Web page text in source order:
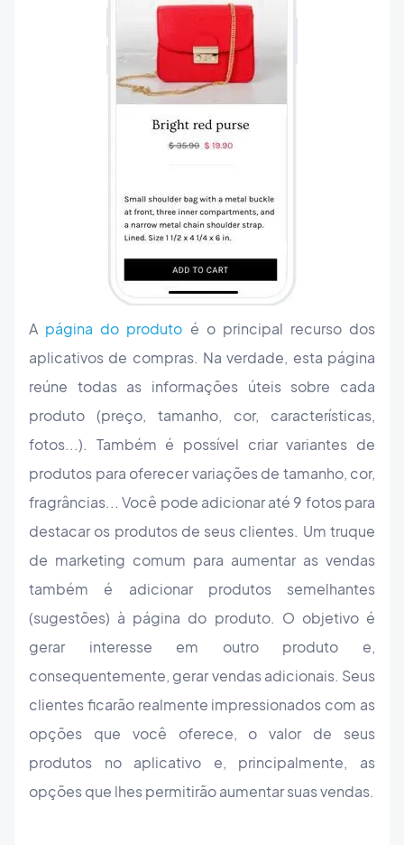
A página do produto é o principal recurso dos
aplicativos de compras. Na verdade, esta página
reúne todas as informações úteis sobre cada
produto (preço, tamanho, cor, características,
fotos...). Também é possível criar variantes de
produtos para oferecer variações de tamanho, cor,
fragrâncias... Você pode adicionar até 9 fotos para
destacar os produtos de seus clientes. Um truque
de marketing comum para aumentar as vendas
também é adicionar produtos semelhantes
(sugestões) à página do produto. O objetivo é
gerar interesse em outro produto e,
consequentemente, gerar vendas adicionais. Seus
clientes ficarão realmente impressionados com as
opções que você oferece, o valor de seus
produtos no aplicativo e, principalmente, as
opções que lhes permitirão aumentar suas vendas.